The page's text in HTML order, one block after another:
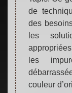
de
des
les
les
couleur